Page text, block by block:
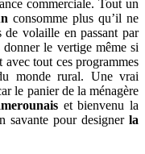
commerciale. Tout un
consomme plus qu’il ne
volaille en passant par
le vertige même si
avec tout ces programmes
monde rural. Une vrai
le panier de la ménagère
et bienvenu la
savante pour designer la